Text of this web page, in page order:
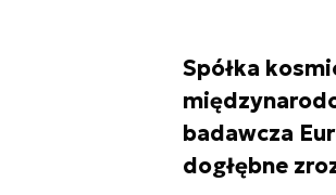
Spółka
badawcza
dogłębne